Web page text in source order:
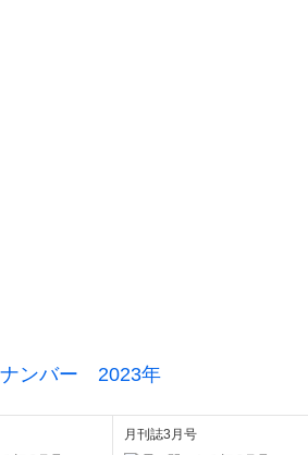
ンバー 2023年
月刊誌3月号